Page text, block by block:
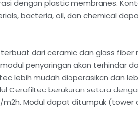
dengan plastic membranes.
bacteria, oil, dan chemical
dari ceramic dan glass fiber
penyaringan akan terhindar
lebih mudah dioperasikan dan
Cerafiltec berukuran setara
m2h. Modul dapat ditumpuk